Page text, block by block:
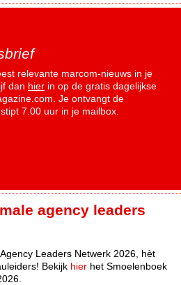
relevante marcom-nieuws in je
dan hier in op de gratis dagelijkse
Je ontvangt de
7.00 uur in je mailbox.
agency leaders
Leaders Netwerk 2026, hèt
Bekijk hier het Smoelenboek